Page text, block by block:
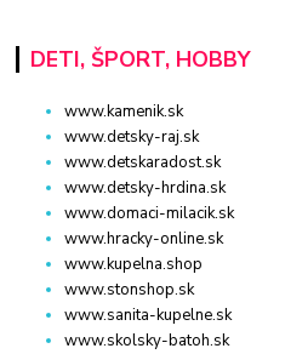
DETI, ŠPORT, HOBBY
www.kamenik.sk
www.detsky-raj.sk
www.detskaradost.sk
www.detsky-hrdina.sk
www.domaci-milacik.sk
www.hracky-online.sk
www.kupelna.shop
www.stonshop.sk
www.sanita-kupelne.sk
www.skolsky-batoh.sk